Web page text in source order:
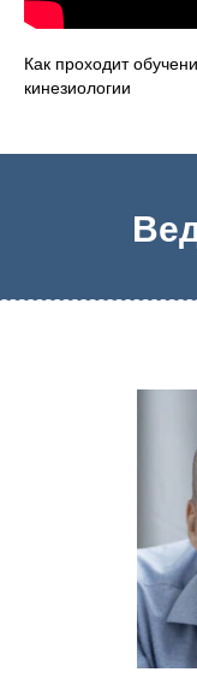
Как проходит
кинезиологии